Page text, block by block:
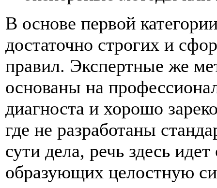
В основе первой
достаточно строгих и
правил. Экспертные же
основаны на
диагноста и хорошо
где не разработаны
сути дела, речь здесь
образующих целостную